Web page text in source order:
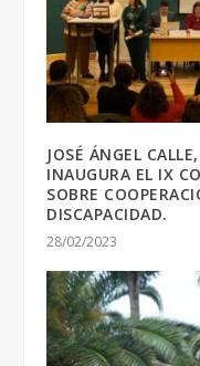
JOSÉ ÁNGEL
INAUGURA EL IX
SOBRE
DISCAPACIDAD.
28/02/2023